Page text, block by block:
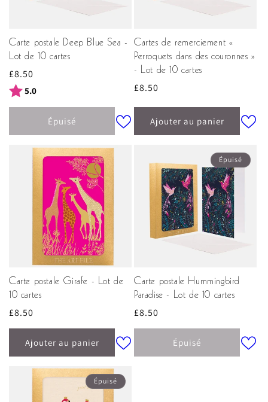
Carte postale Deep Blue Sea -
Lot de 10 cartes
Prix
habituel
£8.50
Note:
5.0
Épuisé
Cartes de remerciement «
Perroquets dans des couronnes »
- Lot de 10 cartes
Prix
£8.50
Ajouter au panier
Carte postale Girafe - Lot de
10 cartes
Prix
habituel
£8.50
Ajouter au panier
Épuisé
Carte postale Hummingbird
Paradise - Lot de 10 cartes
Prix
habituel
£8.50
Épuisé
Épuisé